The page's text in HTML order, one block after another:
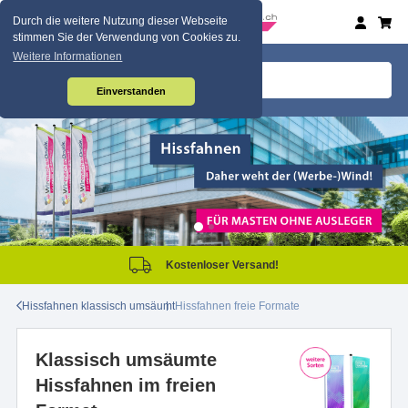
Durch die weitere Nutzung dieser Webseite
stimmen Sie der Verwendung von Cookies zu.
Weitere Informationen
Einverstanden
Kostenloser Versand!
Hissfahnen klassisch umsäumtHissfahnen freie Formate
Klassisch umsäumte
Hissfahnen im freien